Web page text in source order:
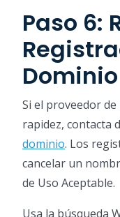
Paso 6:
Dominio
Si el proveedor
rapidez, contacta
dominio. Los
cancelar un
de Uso Aceptable.
Usa la búsqueda